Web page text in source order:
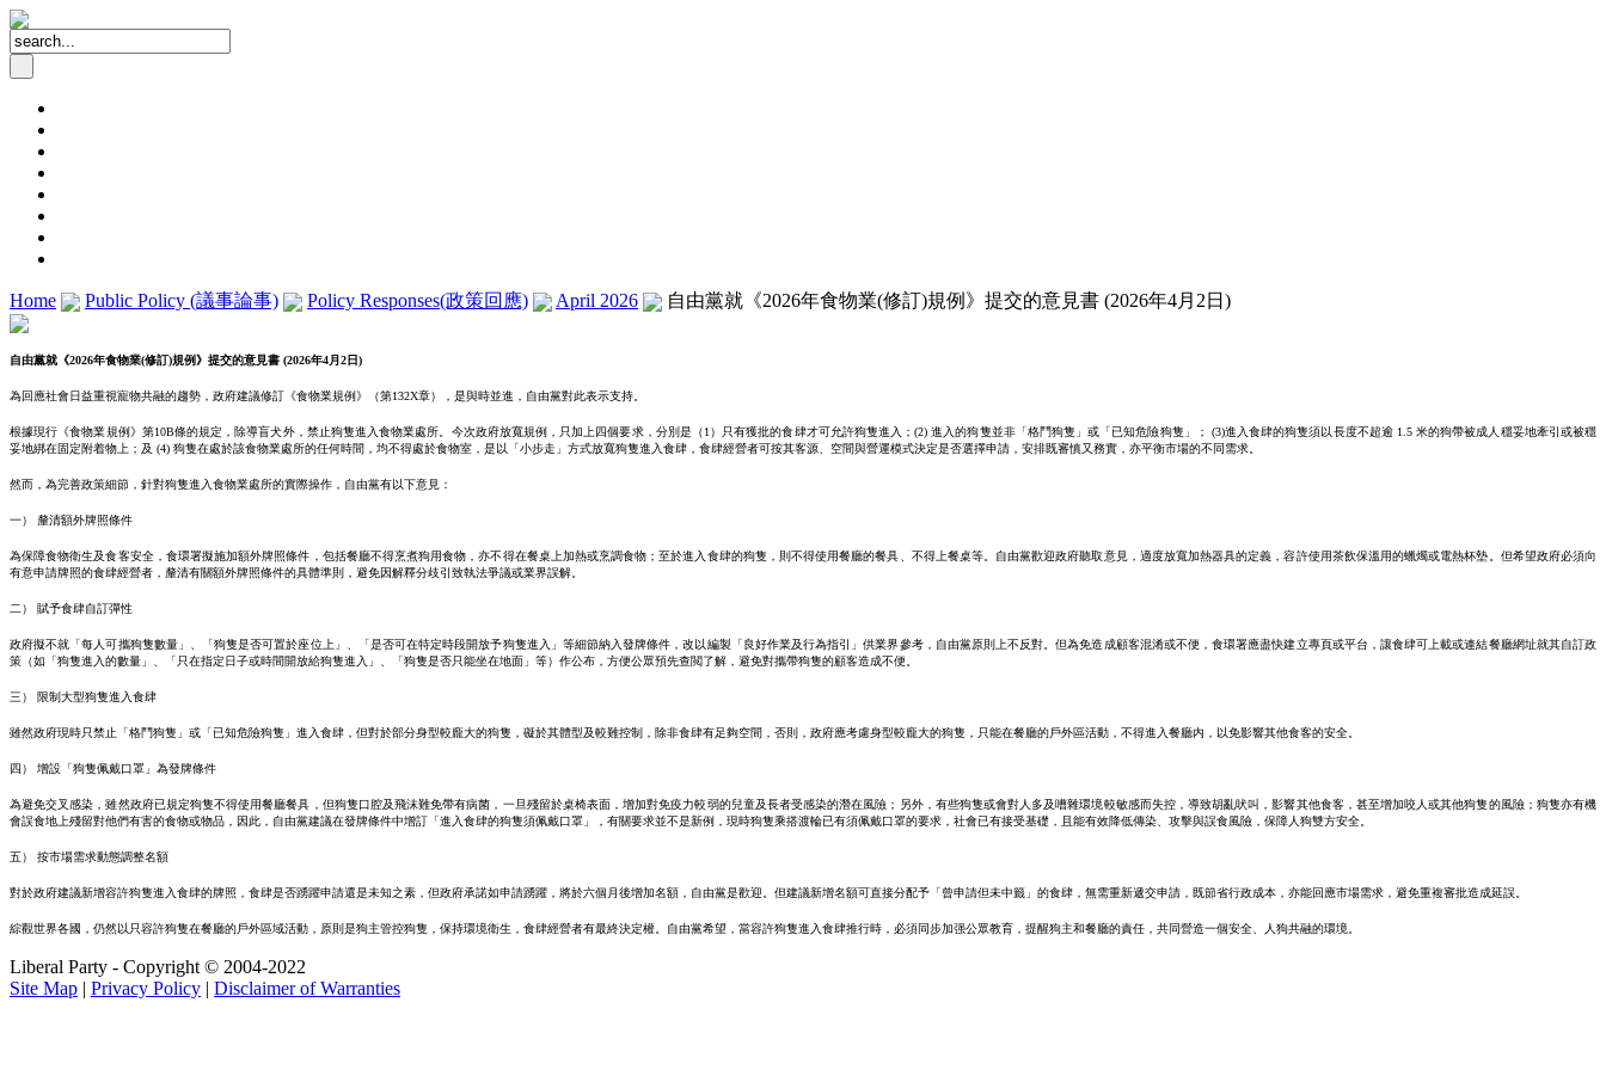
Home Public Policy (議事論事) Policy Responses(政策回應) April 2026 自由黨就《2026年食物業(修訂)規例》提交的意見書 (2026年4月2日)
自由黨就《2026年食物業(修訂)規例》提交的意見書 (2026年4月 2日)
為回應社會日益重視寵物共融的趨勢，政府建議修訂《食物業規例》（第132X章），是與時並進，自由黨對此表示支持。
根據現行《食物業規例》第10B條的規定，除導盲犬外，禁止狗隻進入食物業處所。今次政府放寬規例，只加上四個要求，分別是（1）只有獲批的食肆才可允許狗隻進入；(2) 進入的狗隻並非「格鬥狗隻」或「已知危險狗隻」； (3)進入食肆的狗隻須以長度不超逾 1.5 米的狗帶被成人穩妥地牽引或被穩
妥地綁在固定附着物上；及 (4) 狗隻在處於該食物業處所的任何時間，均不得處於食物室，是以「小步走」方式放寬狗隻進入食肆，食肆經營者可按其客源、空間與營運模式決定是否選擇申請，安排既審慎又務實，亦平衡市場的不同需求。
然而，為完善政策細節，針對狗隻進入食物業處所的實際操作，自由黨有以下意見：
一） 釐清額外牌照條件
為保障食物衛生及食客安全，食環署擬施加額外牌照條件，包括餐廳不得烹煮狗用食物，亦不得在餐桌上加熱或烹調食物；至於進入食肆的狗隻，則不得使用餐廳的餐具、不得上餐桌等。自由黨歡迎政府聽取意見，適度放寬加熱器具的定義，容許使用茶飲保溫用的蠟燭或電熱杯墊。但希望政府必須向
有意申請牌照的食肆經營者，釐清有關額外牌照條件的具體準則，避免因解釋分歧引致執法爭議或業界誤解。
二） 賦予食肆自訂彈性
政府擬不就「每人可攜狗隻數量」、「狗隻是否可置於座位上」、「是否可在特定時段開放予狗隻進入」等細節納入發牌條件，改以編製「良好作業及行為指引」供業界參考，自由黨原則上不反對。但為免造成顧客混淆或不便，食環署應盡快建立專頁或平台，讓食肆可上載或連結餐廳網址就其自訂政
策（如「狗隻進入的數量」、「只在指定日子或時間開放給狗隻進入」、「狗隻是否只能坐在地面」等）作公布，方便公眾預先查閲了解，避免對攜帶狗隻的顧客造成不便。
三） 限制大型狗隻進入食肆
雖然政府現時只禁止「格鬥狗隻」或「已知危險狗隻」進入食肆，但對於部分身型較龐大的狗隻，礙於其體型及較難控制，除非食肆有足夠空間，否則，政府應考慮身型較龐大的狗隻，只能在餐廳的戶外區活動，不得進入餐廳内，以免影響其他食客的安全。
四） 增設「狗隻佩戴口罩」為發牌條件
為避免交叉感染，雖然政府已規定狗隻不得使用餐廳餐具，但狗隻口腔及飛沫難免帶有病菌，一旦殘留於桌椅表面，增加對免疫力較弱的兒童及長者受感染的潛在風險；另外，有些狗隻或會對人多及嘈雜環境較敏感而失控，導致胡亂吠叫，影響其他食客，甚至增加咬人或其他狗隻的風險；狗隻亦有機
會誤食地上殘留對他們有害的食物或物品，因此，自由黨建議在發牌條件中增訂「進入食肆的狗隻須佩戴口罩」，有關要求並不是新例，現時狗隻乘搭渡輪已有須佩戴口罩的要求，社會已有接受基礎，且能有效降低傳染、攻擊與誤食風險，保障人狗雙方安全。
五） 按市場需求動態調整名額
對於政府建議新增容許狗隻進入食肆的牌照，食肆是否踴躍申請還是未知之素，但政府承諾如申請踴躍，將於六個月後增加名額，自由黨是歡迎。但建議新增名額可直接分配予「曾申請但未中籤」的食肆，無需重新遞交申請，既節省行政成本，亦能回應市場需求，避免重複審批造成延誤。
綜觀世界各國，仍然以只容許狗隻在餐廳的戶外區域活動，原則是狗主管控狗隻，保持環境衛生，食肆經營者有最終決定權。自由黨希望，當容許狗隻進入食肆推行時，必須同步加强公眾教育，提醒狗主和餐廳的責任，共同營造一個安全、人狗共融的環境。
Liberal Party - Copyright © 2004-2022
Site Map | Privacy Policy | Disclaimer of Warranties